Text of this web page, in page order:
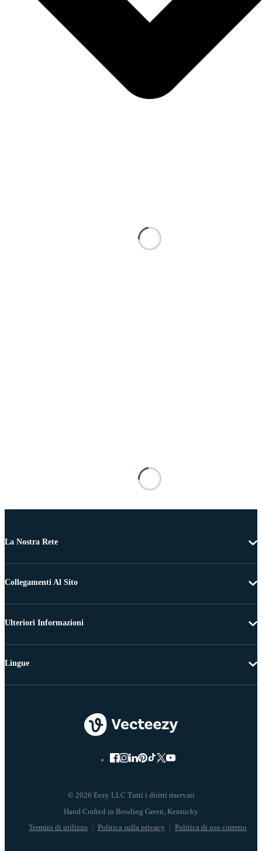
La Nostra Rete
Collegamenti Al Sito
Ulteriori Informazioni
© 2026 Eezy LLC Tutti i diritti riservati
Termini di utilizzo Politica sulla privacy Politica di uso corretto
Lingue